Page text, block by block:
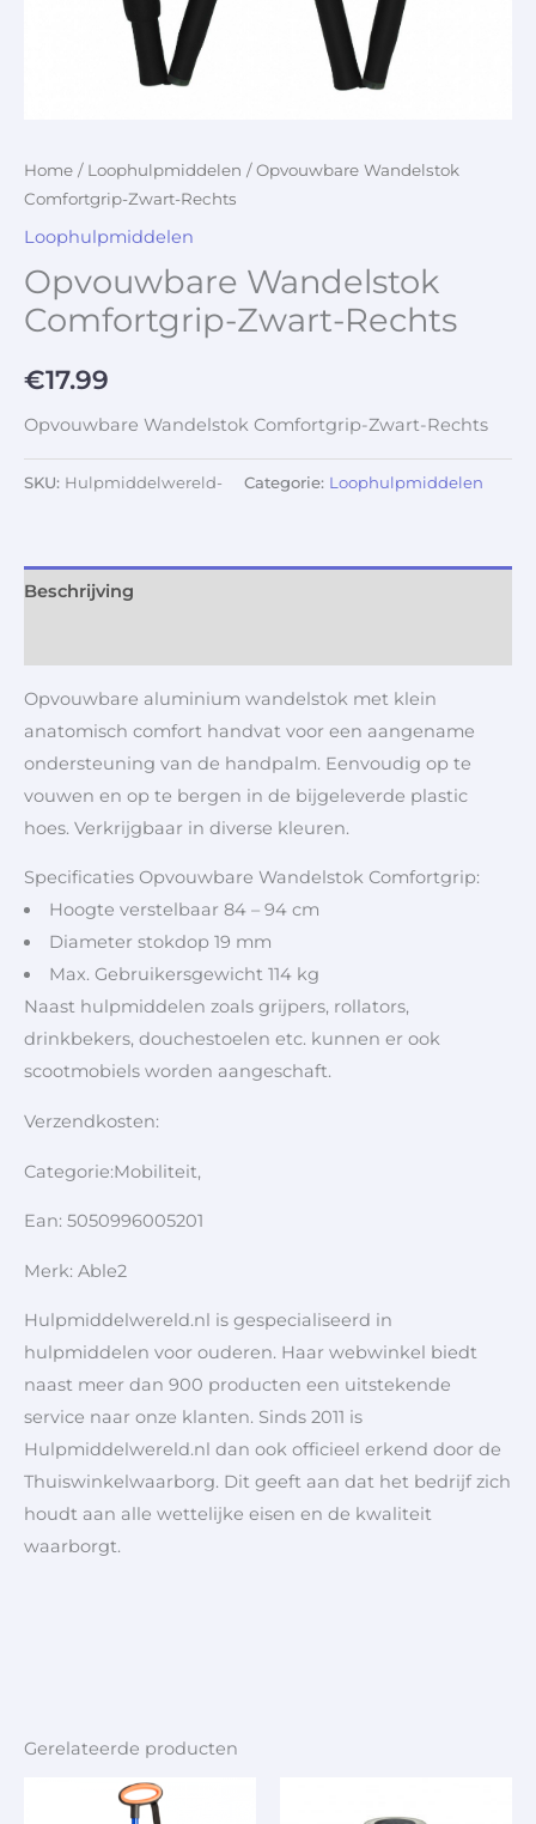
Home / Loophulpmiddelen / Opvouwbare Wandelstok
Comfortgrip-Zwart-Rechts
Loophulpmiddelen
Opvouwbare Wandelstok
Comfortgrip-Zwart-Rechts
€17.99
Opvouwbare Wandelstok Comfortgrip-Zwart-Rechts
SKU: Hulpmiddelwereld- Categorie: Loophulpmiddelen
Beschrijving
Opvouwbare aluminium wandelstok met klein
anatomisch comfort handvat voor een aangename
ondersteuning van de handpalm. Eenvoudig op te
vouwen en op te bergen in de bijgeleverde plastic
hoes. Verkrijgbaar in diverse kleuren.
Specificaties Opvouwbare Wandelstok Comfortgrip:
Hoogte verstelbaar 84 – 94 cm
Diameter stokdop 19 mm
Max. Gebruikersgewicht 114 kg
Naast hulpmiddelen zoals grijpers, rollators,
drinkbekers, douchestoelen etc. kunnen er ook
scootmobiels worden aangeschaft.
Verzendkosten:
Categorie:Mobiliteit,
Ean: 5050996005201
Merk: Able2
Hulpmiddelwereld.nl is gespecialiseerd in
hulpmiddelen voor ouderen. Haar webwinkel biedt
naast meer dan 900 producten een uitstekende
service naar onze klanten. Sinds 2011 is
Hulpmiddelwereld.nl dan ook officieel erkend door de
Thuiswinkelwaarborg. Dit geeft aan dat het bedrijf zich
houdt aan alle wettelijke eisen en de kwaliteit
waarborgt.
Gerelateerde producten